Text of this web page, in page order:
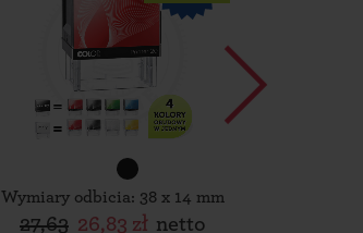
Wymiary odbicia: 38 x 14 mm
27,63 26,83 zł netto